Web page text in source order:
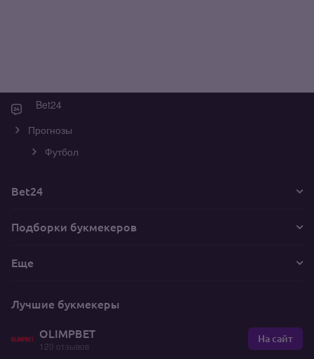
Bet24
Прогнозы
Футбол
Bet24
Подборки букмекеров
Еще
Лучшие букмекеры
OLIMPBET
120 отзывов
На сайт